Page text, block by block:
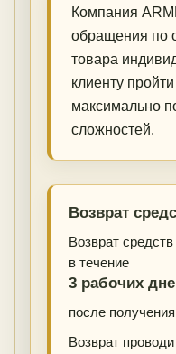
Компания
обращения по
товара
клиенту
максимально
сложностей.
Возврат
Возврат
в течение
3 рабочих
после
Возврат